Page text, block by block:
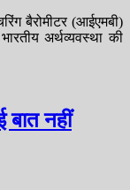
बैरोमीटर (आईएमबी)
अर्थव्यवस्था की
बात नहीं